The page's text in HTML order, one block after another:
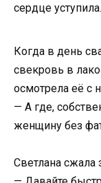
сердце уступила.
Когда в день
свекровь в
осмотрела её с
— А где,
женщину без
Светлана сжала